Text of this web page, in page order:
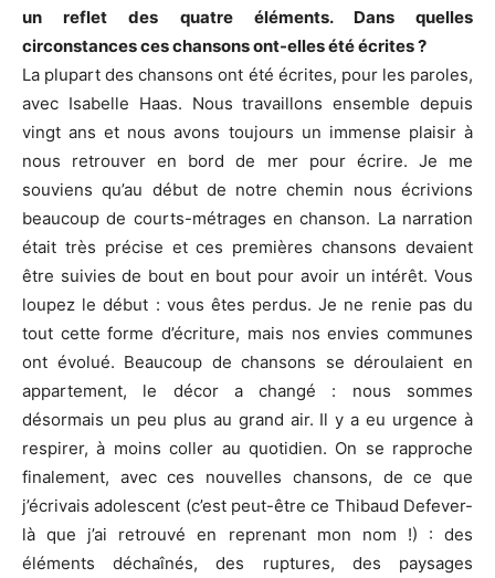
un reflet des quatre éléments. Dans quelles
circonstances ces chansons ont-elles été écrites ?
La plupart des chansons ont été écrites, pour les paroles,
avec Isabelle Haas. Nous travaillons ensemble depuis
vingt ans et nous avons toujours un immense plaisir à
nous retrouver en bord de mer pour écrire. Je me
souviens qu’au début de notre chemin nous écrivions
beaucoup de courts-métrages en chanson. La narration
était très précise et ces premières chansons devaient
être suivies de bout en bout pour avoir un intérêt. Vous
loupez le début : vous êtes perdus. Je ne renie pas du
tout cette forme d’écriture, mais nos envies communes
ont évolué. Beaucoup de chansons se déroulaient en
appartement, le décor a changé : nous sommes
désormais un peu plus au grand air. Il y a eu urgence à
respirer, à moins coller au quotidien. On se rapproche
finalement, avec ces nouvelles chansons, de ce que
j’écrivais adolescent (c’est peut-être ce Thibaud Defever-
là que j’ai retrouvé en reprenant mon nom !) : des
éléments déchaînés, des ruptures, des paysages